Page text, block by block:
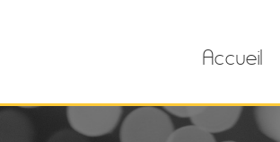
Accueil